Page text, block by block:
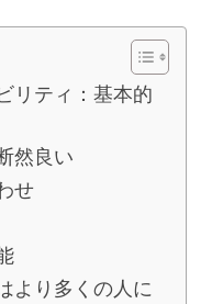
リティ：基本的
然良い
せ
より多くの人に